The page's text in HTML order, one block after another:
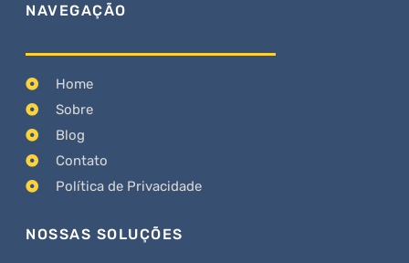
NAVEGAÇÃO
Home
Sobre
Blog
Contato
Política de Privacidade
NOSSAS SOLUÇÕES